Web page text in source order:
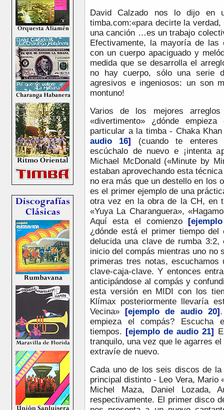
David Calzado nos lo dijo
timba.com:«para decirte la
una canción …es un trabajo
Efectivamente, la mayoría de las
con un cuerpo apaciguado y
medida que se desarrolla el
no hay cuerpo, sólo una serie
agresivos e ingeniosos: un son
montuno!
Varios de los mejores
«divertimento» ¿dónde
particular a la timba - Chaka Khan
audio 16]
(cuando te enteres
escúchalo de nuevo e ¡intenta
Michael McDonald («Minute by
estaban aprovechando esta
no era más que un destello en los
es el primer ejemplo de una
otra vez en la obra de la CH, en
«Yuya La Charanguera»,
Aquí esta el comienzo [
¿dónde está el primer tiempo del
delucida una clave de rumba
inicio del compás mientras uno no
primeras tres notas, escuchamos
clave-caja-clave. Y entonces
anticipándose al compás y
esta versión en MIDI con los
Klímax posteriormente llevaría
Vecina» [ejemplo de audio 20]
empieza el compás? Escucha
tiempos. [ejemplo de audio 21]
tranquilo, una vez que le agarres
extravíe de nuevo.
Cada uno de los seis discos de
principal distinto - Leo Vera, Mario
Michel Maza, Daniel Lozada,
respectivamente. El primer disco